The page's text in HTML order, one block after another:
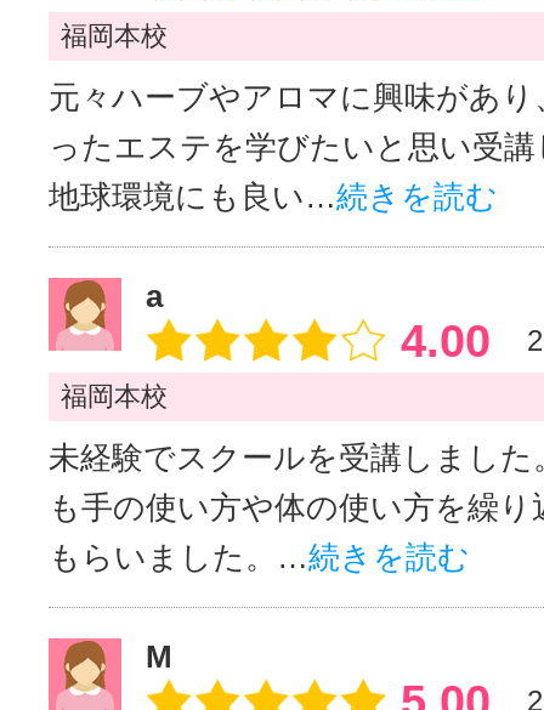
福岡本校
元々ハーブやアロマに興味があ
ったエステを学びたいと思い受
地球環境にも良い…続きを読む
a
4.00
福岡本校
未経験でスクールを受講しました
も手の使い方や体の使い方を繰
もらいました。…続きを読む
M